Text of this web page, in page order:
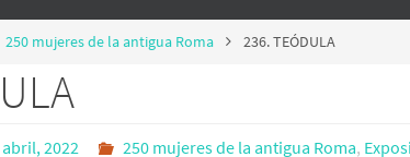
250 mujeres de la antigua Roma 236. TEÓDULA
abril, 2022 250 mujeres de la antigua Roma,